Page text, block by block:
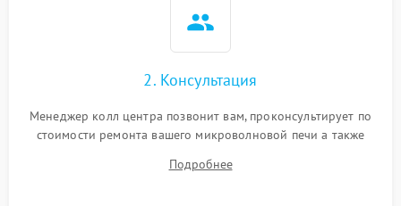
2. Консультация
Менеджер колл центра позвонит вам, проконсультирует по
стоимости ремонта вашего микроволновой печи а также
Подробнее